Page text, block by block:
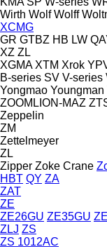
Wirth Wolf Wolff
XCMG
GR GTBZ HB LW
XZ ZL
XGMA XTM Xrok
B-series SV V-series
Yongmao Youngman
ZOOMLION-MAZ
Zeppelin
ZM
Zettelmeyer
ZL
Zipper Zoke Crane
HBT QY ZA
ZAT
ZE
ZE26GU ZE35GU
ZLJ ZS
ZS 1012AC